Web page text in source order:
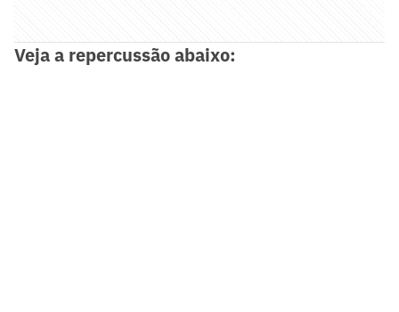
Veja a repercussão abaixo: